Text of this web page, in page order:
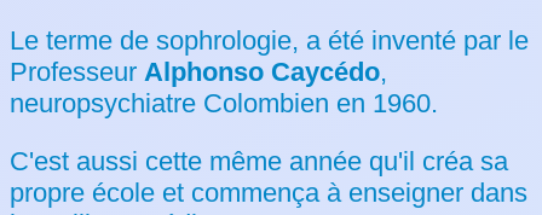
Le terme de sophrologie, a été inventé par le
Professeur Alphonso Caycédo,
neuropsychiatre Colombien en 1960.
C'est aussi cette même année qu'il créa sa
propre école et commença à enseigner dans